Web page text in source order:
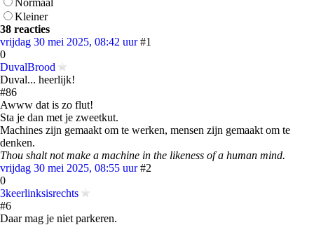
Normaal
Kleiner
38 reacties
vrijdag 30 mei 2025, 08:42 uur #1
0
DuvalBrood
Duval... heerlijk!
#86
Awww dat is zo flut!
Sta je dan met je zweetkut.
Machines zijn gemaakt om te werken, mensen zijn gemaakt om te
denken.
Thou shalt not make a machine in the likeness of a human mind.
vrijdag 30 mei 2025, 08:55 uur #2
0
3keerlinksisrechts
#6
Daar mag je niet parkeren.